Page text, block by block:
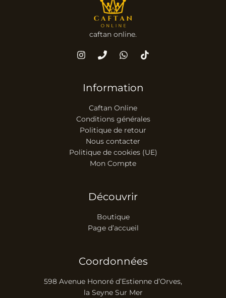
caftan online.
Information
Caftan Online
Conditions générales
Politique de retour
Nous contacter
Politique de cookies (UE)
Mon Compte
Découvrir
Boutique
Page d’accueil
Coordonnées
598 Avenue Honoré d’Estienne d’Orves,
la Seyne Sur Mer